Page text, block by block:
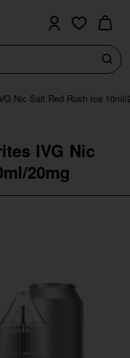
IVG Nic
20mg
Nic Salt Red Rush Ice 10ml/